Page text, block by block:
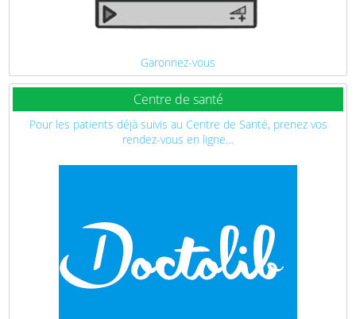
Garonnez-vous
Centre de santé
Pour les patients déjà suivis au Centre de Santé, prenez vos
rendez-vous en ligne…